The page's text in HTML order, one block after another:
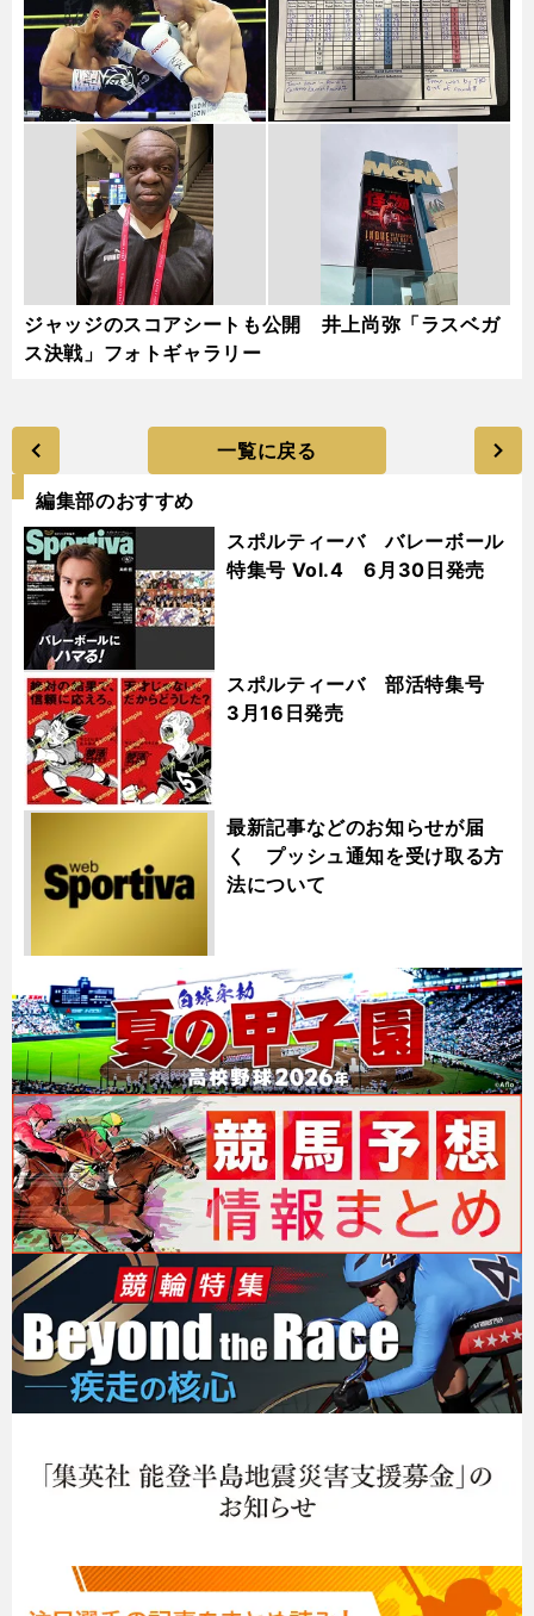
ジャッジのスコアシートも公開 井上尚弥「ラスベガ
ス決戦」フォトギャラリー
一覧に戻る
編集部のおすすめ
スポルティーバ バレーボール
特集号 Vol.4 6月30日発売
スポルティーバ 部活特集号
3月16日発売
最新記事などのお知らせが届
く プッシュ通知を受け取る方
法について